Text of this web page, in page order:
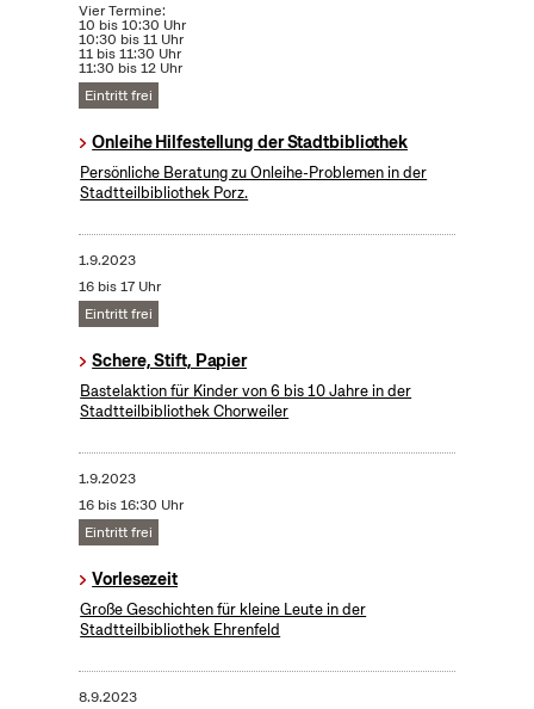
Vier Termine:
10 bis 10:30 Uhr
10:30 bis 11 Uhr
11 bis 11:30 Uhr
11:30 bis 12 Uhr
Eintritt frei
Onleihe Hilfestellung der Stadtbibliothek
Persönliche Beratung zu Onleihe-Problemen in der
Stadtteilbibliothek Porz.
1.9.2023
16 bis 17 Uhr
Eintritt frei
Schere, Stift, Papier
Bastelaktion für Kinder von 6 bis 10 Jahre in der
Stadtteilbibliothek Chorweiler
1.9.2023
16 bis 16:30 Uhr
Eintritt frei
Vorlesezeit
Große Geschichten für kleine Leute in der
Stadtteilbibliothek Ehrenfeld
8.9.2023